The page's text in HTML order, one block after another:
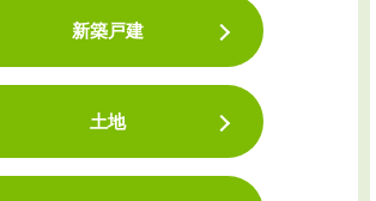
新築戸建
土地